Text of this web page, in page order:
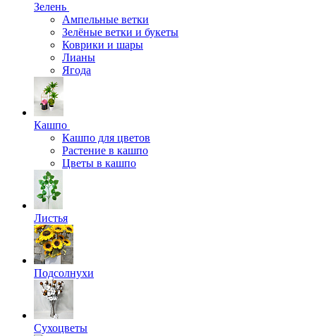
Зелень
Ампельные ветки
Зелёные ветки и букеты
Коврики и шары
Лианы
Ягода
Кашпо
Кашпо для цветов
Растение в кашпо
Цветы в кашпо
Листья
Подсолнухи
Сухоцветы